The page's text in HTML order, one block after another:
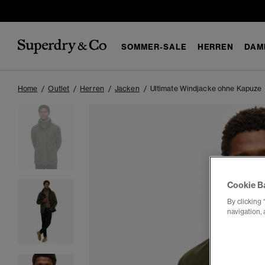
SOMMER-SALE HERREN
Home Outlet Herren Jacken Ultimate Windjacke ohne Kapuze
Cookie
By clicking
navigation,